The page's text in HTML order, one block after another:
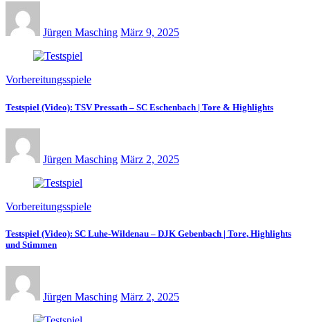
Jürgen Masching März 9, 2025
Vorbereitungsspiele
Testspiel (Video): TSV Pressath – SC Eschenbach | Tore & Highlights
Jürgen Masching März 2, 2025
Vorbereitungsspiele
Testspiel (Video): SC Luhe-Wildenau – DJK Gebenbach | Tore, Highlights
und Stimmen
Jürgen Masching März 2, 2025